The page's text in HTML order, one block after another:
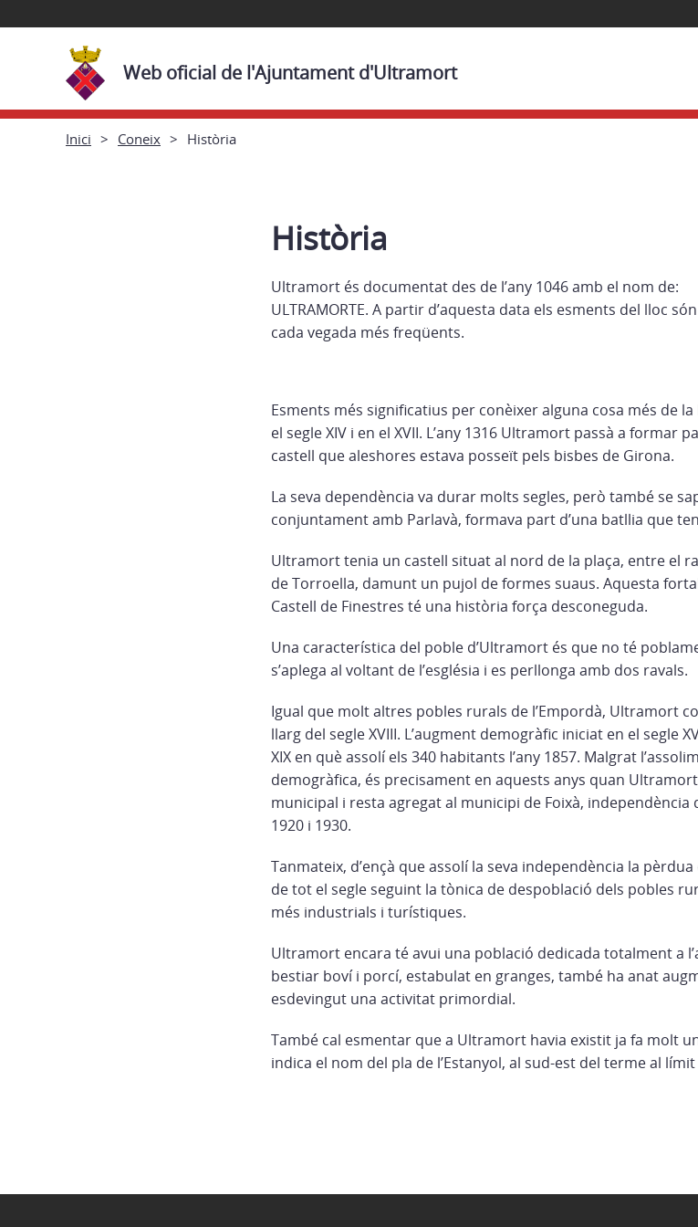
Web oficial de l'Ajuntament d'Ultramort
Inici Coneix Història
Història
Ultramort és documentat des de l’any 1046 amb el nom de:
ULTRAMORTE. A partir d’aquesta data els esments del lloc són
cada vegada més freqüents.
Esments més significatius per conèixer alguna cosa més de
el segle XIV i en el XVII. L’any 1316 Ultramort passà a formar
castell que aleshores estava posseït pels bisbes de Girona.
La seva dependència va durar molts segles, però també se
conjuntament amb Parlavà, formava part d’una batllia que
Ultramort tenia un castell situat al nord de la plaça, entre el
de Torroella, damunt un pujol de formes suaus. Aquesta
Castell de Finestres té una història força desconeguda.
Una característica del poble d’Ultramort és que no té
s’aplega al voltant de l’església i es perllonga amb dos ravals.
Igual que molt altres pobles rurals de l’Empordà, Ultramort
llarg del segle XVIII. L’augment demogràfic iniciat en el segle
XIX en què assolí els 340 habitants l’any 1857. Malgrat
demogràfica, és precisament en aquests anys quan
municipal i resta agregat al municipi de Foixà,
1920 i 1930.
Tanmateix, d’ençà que assolí la seva independència la
de tot el segle seguint la tònica de despoblació dels pobles
més industrials i turístiques.
Ultramort encara té avui una població dedicada totalment a
bestiar boví i porcí, estabulat en granges, també ha anat
esdevingut una activitat primordial.
També cal esmentar que a Ultramort havia existit ja fa molt
indica el nom del pla de l’Estanyol, al sud-est del terme al